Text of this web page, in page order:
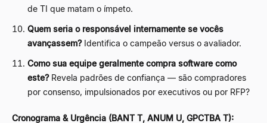
de TI que matam o ímpeto.
Quem seria o responsável internamente se vocês
avançassem?Identifica o campeão versus o avaliador.
Como sua equipe geralmente compra software como
este?Revela padrões de confiança — são compradores
por consenso, impulsionados por executivos ou por RFP?
Cronograma & Urgência (BANT T, ANUM U, GPCTBA T):